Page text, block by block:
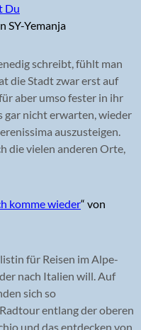
Du
SY-Yemanja
schreibt, fühlt man
die Stadt zwar erst auf
aber umso fester in ihr
gar nicht erwarten, wieder
auszusteigen.
die vielen anderen Orte,
komme wieder“ von
für Reisen im Alpe-
nach Italien will. Auf
sich so
entlang der oberen
und das entdecken von